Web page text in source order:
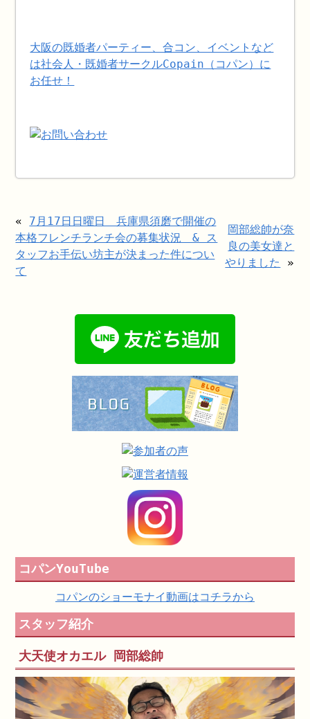
大阪の既婚者パーティー、合コン、イベントなど
は社会人・既婚者サークルCopain（コパン）に
お任せ！
« 7月17日日曜日 兵庫県須磨で開催の
本格フレンチランチ会の募集状況 & ス
タッフお手伝い坊主が決まった件につい
て
岡部総帥が奈
良の美女達と
やりました
»
コパンYouTube
コパンのショーモナイ動画はコチラから
スタッフ紹介
大天使オカエル 岡部総帥